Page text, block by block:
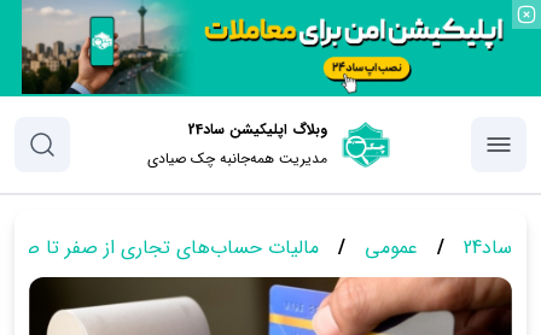
وبلاگ اپلیکیشن ساد24
مدیریت همه‌جانبه چک‌ صیادی
ساد24 / عمومی / مالیات حساب‌های تجاری از صفر تا صد!